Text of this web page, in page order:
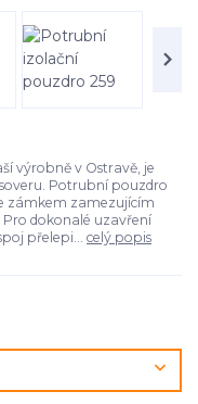
výrobně v Ostravě, je
Potrubní pouzdro
zámkem zamezujícím
dokonalé uzavření
přelepi... celý popis